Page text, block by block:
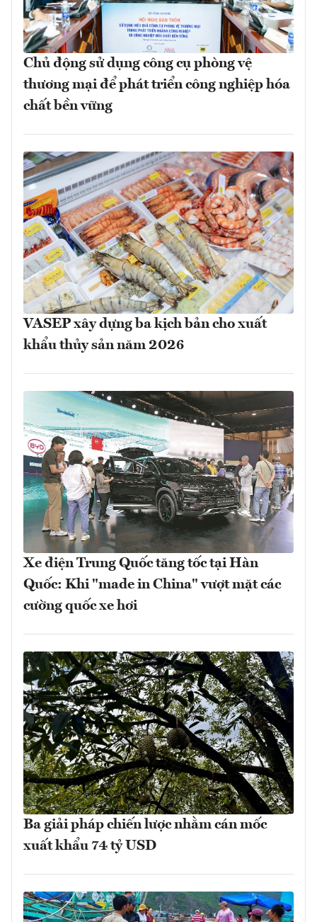
Chủ động sử dụng công cụ phòng vệ
thương mại để phát triển công nghiệp hóa
chất bền vững
VASEP xây dựng ba kịch bản cho xuất
khẩu thủy sản năm 2026
Xe điện Trung Quốc tăng tốc tại Hàn
Quốc: Khi "made in China" vượt mặt các
cường quốc xe hơi
Ba giải pháp chiến lược nhằm cán mốc
xuất khẩu 74 tỷ USD